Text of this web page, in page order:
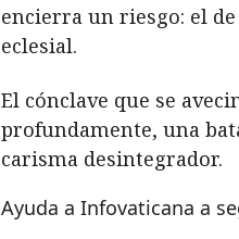
encierra un riesgo: el
eclesial.
El cónclave que se
profundamente, una
carisma desintegrador.
Ayuda a Infovaticana a